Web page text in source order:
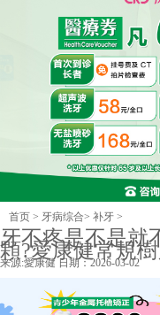
首页 > 牙病综合> 补牙 >
牙不疼是不是就
顆?愛康健常規
来源:愛康健日期：2026-03-02